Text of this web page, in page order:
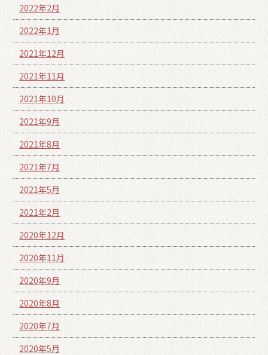
2022年2月
2022年1月
2021年12月
2021年11月
2021年10月
2021年9月
2021年8月
2021年7月
2021年5月
2021年2月
2020年12月
2020年11月
2020年9月
2020年8月
2020年7月
2020年5月